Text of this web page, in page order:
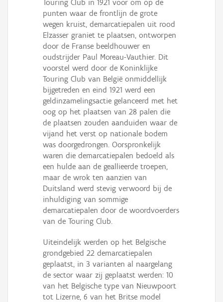
Touring Club in 1921 voor om op de
punten waar de frontlijn de grote
wegen kruist, demarcatiepalen uit rood
Elzasser graniet te plaatsen, ontworpen
door de Franse beeldhouwer en
oudstrijder Paul Moreau-Vauthier. Dit
voorstel werd door de Koninklijke
Touring Club van België onmiddellijk
bijgetreden en eind 1921 werd een
geldinzamelingsactie gelanceerd met het
oog op het plaatsen van 28 palen die
de plaatsen zouden aanduiden waar de
vijand het verst op nationale bodem
was doorgedrongen. Oorspronkelijk
waren die demarcatiepalen bedoeld als
een hulde aan de geallieerde troepen,
maar de wrok ten aanzien van
Duitsland werd stevig verwoord bij de
inhuldiging van sommige
demarcatiepalen door de woordvoerders
van de Touring Club.
Uiteindelijk werden op het Belgische
grondgebied 22 demarcatiepalen
geplaatst, in 3 varianten al naargelang
de sector waar zij geplaatst werden: 10
van het Belgische type van Nieuwpoort
tot Lizerne, 6 van het Britse model